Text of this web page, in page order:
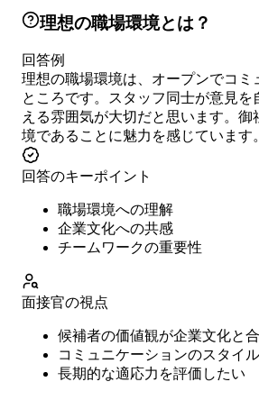
理想の職場環境とは？
回答例
理想の職場環境は、オープンでコミ
ところです。スタッフ同士が意見
える雰囲気が大切だと思います。
境であることに魅力を感じています。
回答のキーポイント
職場環境への理解
企業文化への共感
チームワークの重要性
面接官の視点
候補者の価値観が企業文化と
コミュニケーションのスタイ
長期的な適応力を評価したい